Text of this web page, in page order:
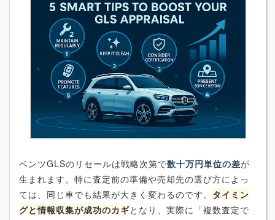
ベンツGLSのリセールは戦略次第で数十万円単位の差が
生まれます。特に査定前の準備や売却先の選び方によっ
ては、同じ車でも結果が大きく変わるのです。 タイミン
グと情報収集が成功のカギとなり、実際に「複数査定で